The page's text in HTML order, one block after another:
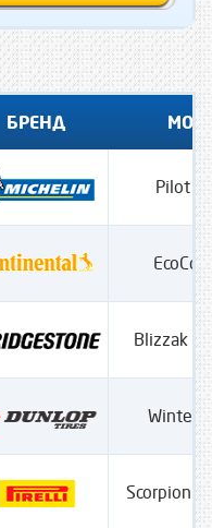
БРЕНД
Pilot
Blizzak
Winter
Scorpion